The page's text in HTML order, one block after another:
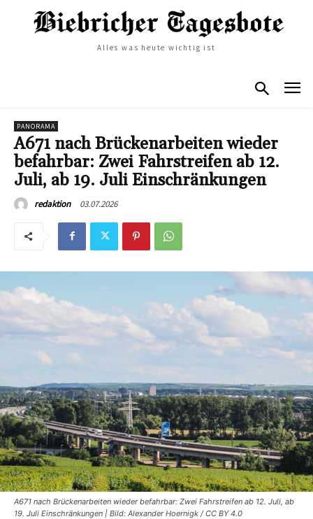
Alles was heute wichtig ist
PANORAMA
A671 nach Brückenarbeiten wieder
befahrbar: Zwei Fahrstreifen ab 12.
Juli, ab 19. Juli Einschränkungen
redaktion 03.07.2026
A671 nach Brückenarbeiten wieder befahrbar: Zwei Fahrstreifen ab 12. Juli, ab
19. Juli Einschränkungen | Bild: Alexander Hoernigk / CC BY 4.0